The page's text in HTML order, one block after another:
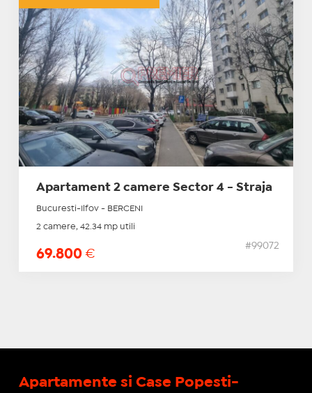
Apartament 2 camere Sector 4 - Straja
Bucuresti-Ilfov - BERCENI
2 camere, 42.34 mp utili
69.800 €
#99072
Apartamente si Case Popesti-